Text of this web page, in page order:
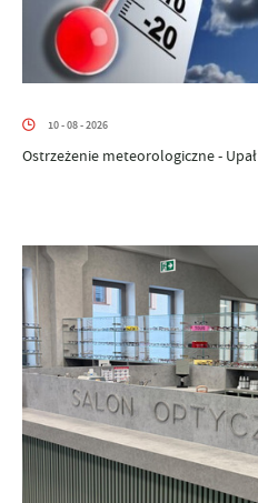
10 - 08 - 2026
Ostrzeżenie meteorologiczne - Upał